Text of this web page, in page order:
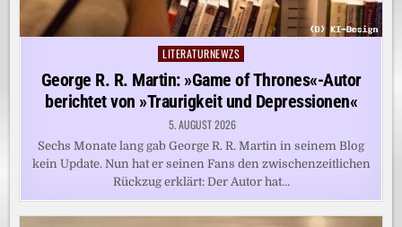
Posted
in
LITERATURNEWZS
George R. R. Martin: »Game of Thrones«-Autor
berichtet von »Traurigkeit und Depressionen«
5. AUGUST 2026
Sechs Monate lang gab George R. R. Martin in seinem Blog
kein Update. Nun hat er seinen Fans den zwischenzeitlichen
Rückzug erklärt: Der Autor hat…